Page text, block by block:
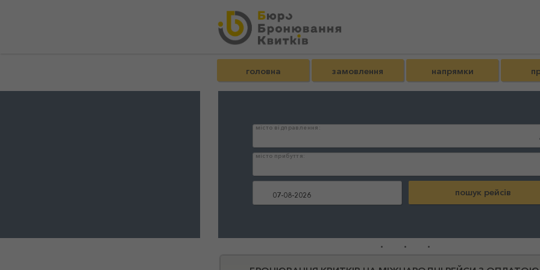
головна замовлення напрямки
місто відправлення:
місто прибуття:
...